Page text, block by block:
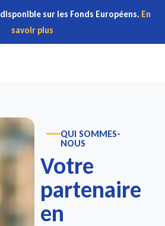
sur les Fonds Européens. En
savoir plus
QUI SOMMES-
NOUS
Votre
partenaire
en